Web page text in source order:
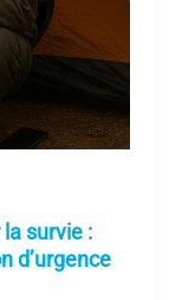
survie :
d’urgence